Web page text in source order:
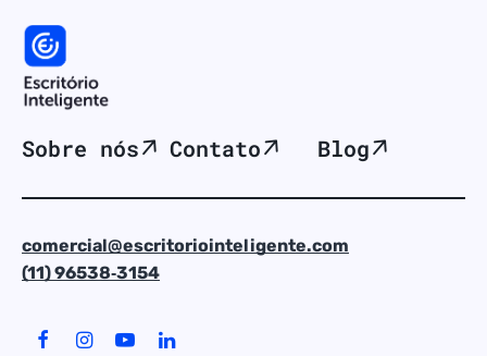
Sobre nós Contato Blog
comercial@escritoriointeligente.com
(11) 96538‑3154